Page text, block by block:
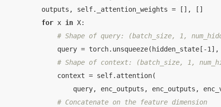
        outputs, self._attention_weights = [], []
for x in X:
# Shape of query: (batch_size, 1,
query = torch.unsqueeze(hidden_state[-1],
# Shape of context: (batch_size, 1,
            context = self.attention(
query, enc_outputs, enc_outputs,
# Concatenate on the feature dimension